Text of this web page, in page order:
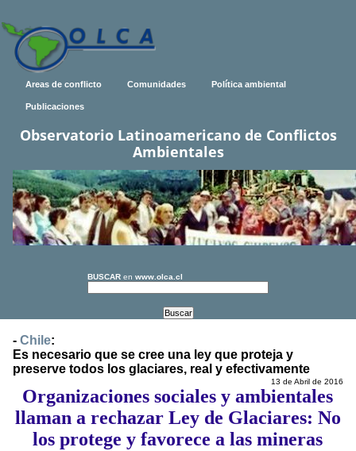
Areas de conflicto Comunidades Política ambiental
Publicaciones
Observatorio Latinoamericano de Conflictos
Ambientales
BUSCAR en www.olca.cl
- Chile:
Es necesario que se cree una ley que proteja y
preserve todos los glaciares, real y efectivamente
13 de Abril de 2016
Organizaciones sociales y ambientales
llaman a rechazar Ley de Glaciares: No
los protege y favorece a las mineras